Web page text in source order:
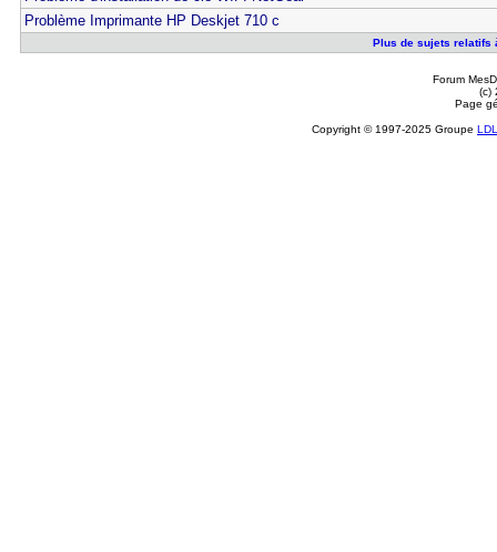
Problème Imprimante HP Deskjet 710 c
Plus de sujets relatifs
Forum
(c)
Page
Copyright © 1997-2025 Groupe